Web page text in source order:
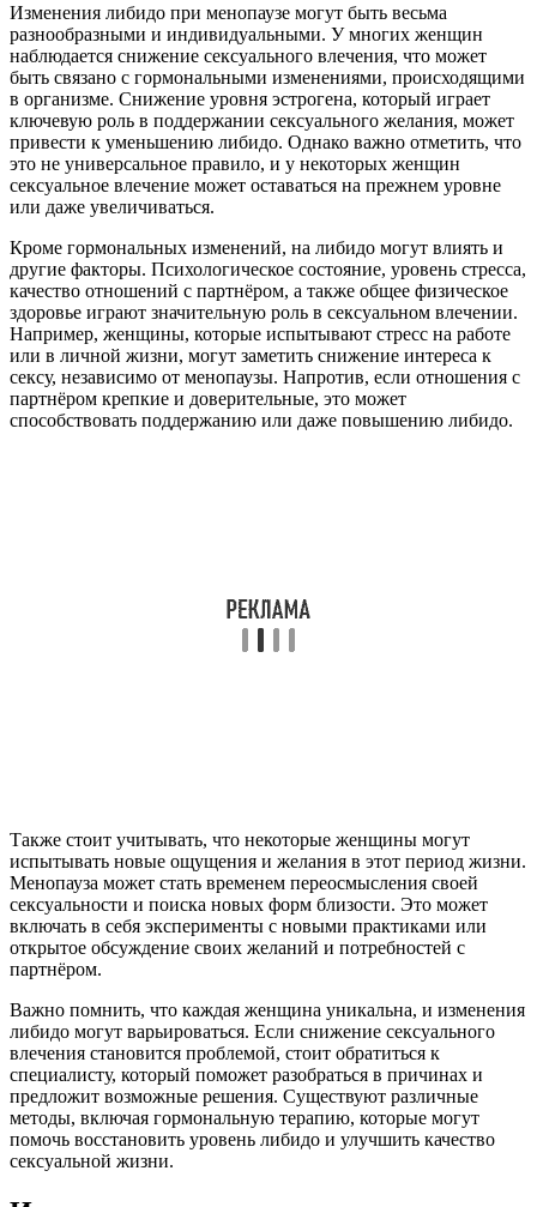
Изменения либидо при менопаузе могут быть весьма
разнообразными и индивидуальными. У многих женщин
наблюдается снижение сексуального влечения, что может
быть связано с гормональными изменениями, происходящими
в организме. Снижение уровня эстрогена, который играет
ключевую роль в поддержании сексуального желания, может
привести к уменьшению либидо. Однако важно отметить, что
это не универсальное правило, и у некоторых женщин
сексуальное влечение может оставаться на прежнем уровне
или даже увеличиваться.
Кроме гормональных изменений, на либидо могут влиять и
другие факторы. Психологическое состояние, уровень стресса,
качество отношений с партнёром, а также общее физическое
здоровье играют значительную роль в сексуальном влечении.
Например, женщины, которые испытывают стресс на работе
или в личной жизни, могут заметить снижение интереса к
сексу, независимо от менопаузы. Напротив, если отношения с
партнёром крепкие и доверительные, это может
способствовать поддержанию или даже повышению либидо.
Также стоит учитывать, что некоторые женщины могут
испытывать новые ощущения и желания в этот период жизни.
Менопауза может стать временем переосмысления своей
сексуальности и поиска новых форм близости. Это может
включать в себя эксперименты с новыми практиками или
открытое обсуждение своих желаний и потребностей с
партнёром.
Важно помнить, что каждая женщина уникальна, и изменения
либидо могут варьироваться. Если снижение сексуального
влечения становится проблемой, стоит обратиться к
специалисту, который поможет разобраться в причинах и
предложит возможные решения. Существуют различные
методы, включая гормональную терапию, которые могут
помочь восстановить уровень либидо и улучшить качество
сексуальной жизни.